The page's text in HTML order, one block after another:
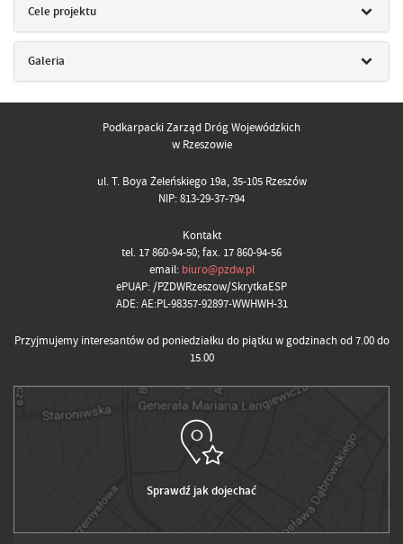
Cele projektu
Galeria
Podkarpacki Zarząd Dróg Wojewódzkich
w Rzeszowie
ul. T. Boya Żeleńskiego 19a, 35-105 Rzeszów
NIP: 813-29-37-794
Kontakt
tel. 17 860-94-50; fax. 17 860-94-56
email: biuro@pzdw.pl
ePUAP: /PZDWRzeszow/SkrytkaESP
ADE: AE:PL-98357-92897-WWHWH-31
Przyjmujemy interesantów od poniedziałku do piątku w godzinach od 7.00 do
15.00
Sprawdź jak dojechać